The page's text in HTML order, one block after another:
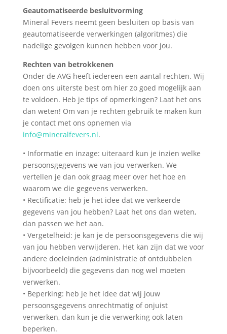
Geautomatiseerde besluitvorming
Mineral Fevers neemt geen besluiten op basis van
geautomatiseerde verwerkingen (algoritmes) die
nadelige gevolgen kunnen hebben voor jou.
Rechten van betrokkenen
Onder de AVG heeft iedereen een aantal rechten. Wij
doen ons uiterste best om hier zo goed mogelijk aan
te voldoen. Heb je tips of opmerkingen? Laat het ons
dan weten! Om van je rechten gebruik te maken kun
je contact met ons opnemen via
info@mineralfevers.nl.
• Informatie en inzage: uiteraard kun je inzien welke
persoonsgegevens we van jou verwerken. We
vertellen je dan ook graag meer over het hoe en
waarom we die gegevens verwerken.
• Rectificatie: heb je het idee dat we verkeerde
gegevens van jou hebben? Laat het ons dan weten,
dan passen we het aan.
• Vergetelheid: je kan je de persoonsgegevens die wij
van jou hebben verwijderen. Het kan zijn dat we voor
andere doeleinden (administratie of ontdubbelen
bijvoorbeeld) die gegevens dan nog wel moeten
verwerken.
• Beperking: heb je het idee dat wij jouw
persoonsgegevens onrechtmatig of onjuist
verwerken, dan kun je die verwerking ook laten
beperken.